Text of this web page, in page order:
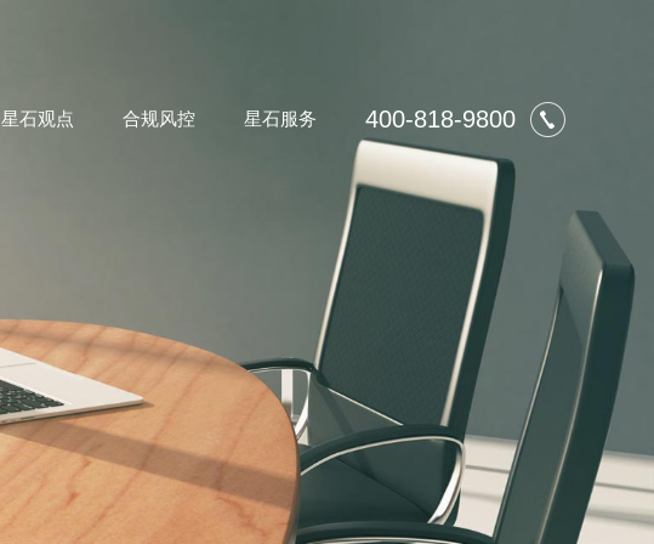
星石观点 合规风控 星石服务 400-818-9800